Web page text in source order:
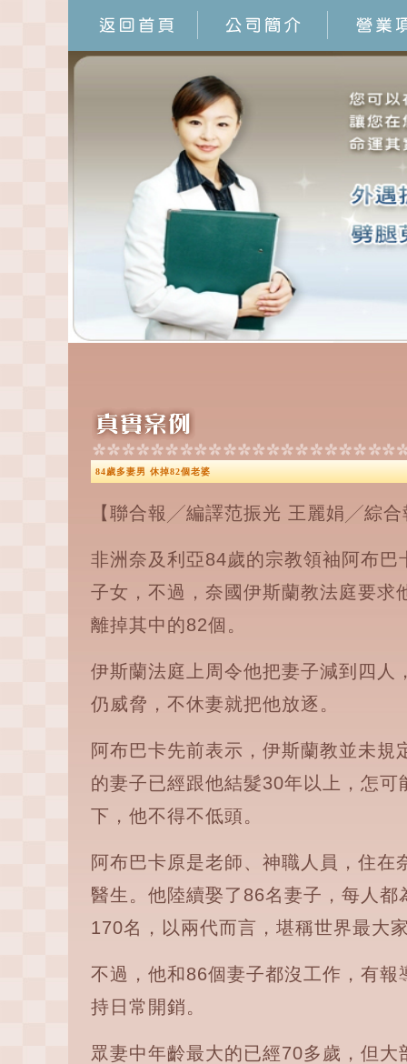
84歲多妻男 休掉82個老婆
【聯合報╱編譯范振光 王麗娟╱綜
非洲奈及利亞84歲的宗教領袖阿布
子女，不過，奈國伊斯蘭教法庭要求
離掉其中的82個。
伊斯蘭法庭上周令他把妻子減到四人
仍威脅，不休妻就把他放逐。
阿布巴卡先前表示，伊斯蘭教並未
的妻子已經跟他結髮30年以上，怎
下，他不得不低頭。
阿布巴卡原是老師、神職人員，住
醫生。他陸續娶了86名妻子，每人
170名，以兩代而言，堪稱世界最大
不過，他和86個妻子都沒工作，有
持日常開銷。
眾妻中年齡最大的已經70多歲，但